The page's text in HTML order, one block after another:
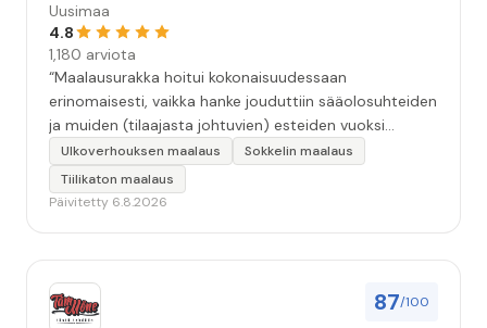
Uusimaa
4.8
1,180 arviota
“Maalausurakka hoitui kokonaisuudessaan
erinomaisesti, vaikka hanke jouduttiin sääolosuhteiden
ja muiden (tilaajasta johtuvien) esteiden vuoksi
keskeyttämään n. 3 viikoksi. Maalaistulos on oikein
hyvä, yhteydenpito erinomaista, jälkityöt tehtiin
huolellisesti. Suosittelen. Erityiskiitos itse maalareille:
Ulkoverhouksen maalaus
Sokkelin maalaus
Tiilikaton maalaus
Päivitetty 6.8.2026
87/100